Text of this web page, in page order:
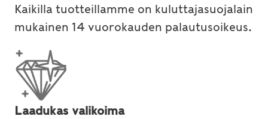
Kaikilla tuotteillamme on kuluttajasuojalain
mukainen 14 vuorokauden palautusoikeus.
Laadukas valikoima